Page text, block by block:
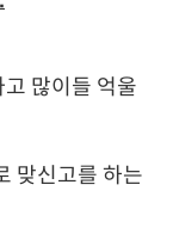
많이들 억울
맞신고를 하는